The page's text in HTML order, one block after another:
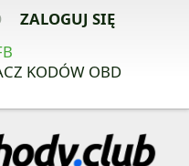
ZALOGUJ SIĘ
KODÓW OBD